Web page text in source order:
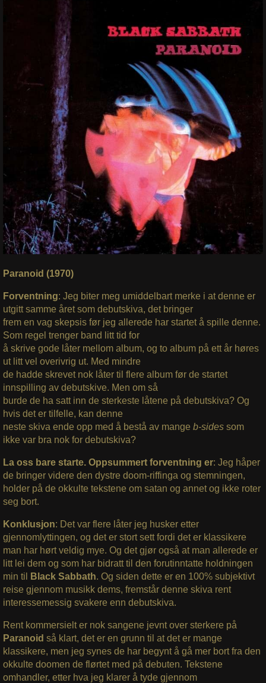
Paranoid (1970)
Forventning: Jeg biter meg umiddelbart merke i at denne er
utgitt samme året som debutskiva, det bringer
frem en vag skepsis før jeg allerede har startet å spille denne.
Som regel trenger band litt tid for
å skrive gode låter mellom album, og to album på ett år høres
ut litt vel overivrig ut. Med mindre
de hadde skrevet nok låter til flere album før de startet
innspilling av debutskive. Men om så
burde de ha satt inn de sterkeste låtene på debutskiva? Og
hvis det er tilfelle, kan denne
neste skiva ende opp med å bestå av mange b-sides som
ikke var bra nok for debutskiva?
La oss bare starte. Oppsummert forventning er: Jeg håper
de bringer videre den dystre doom-riffinga og stemningen,
holder på de okkulte tekstene om satan og annet og ikke roter
seg bort.
Konklusjon: Det var flere låter jeg husker etter
gjennomlyttingen, og det er stort sett fordi det er klassikere
man har hørt veldig mye. Og det gjør også at man allerede er
litt lei dem og som har bidratt til den forutinntatte holdningen
min til
Black Sabbath. Og siden dette er en 100% subjektivt
reise gjennom musikk dems, fremstår denne skiva rent
interessemessig svakere enn debutskiva.
Rent kommersielt er nok sangene jevnt over sterkere på
Paranoid så klart, det er en grunn til at det er mange
klassikere, men jeg synes de har begynt å gå mer bort fra den
okkulte doomen de flørtet med på debuten. Tekstene
omhandler, etter hva jeg klarer å tyde gjennom